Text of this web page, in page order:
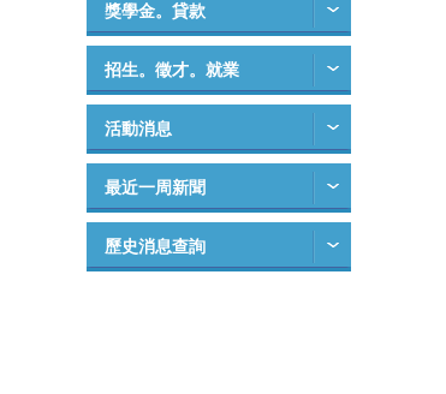
獎學金。貸款
招生。徵才。就業
活動消息
最近一周新聞
歷史消息查詢